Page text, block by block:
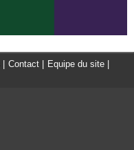
Contact Equipe du site